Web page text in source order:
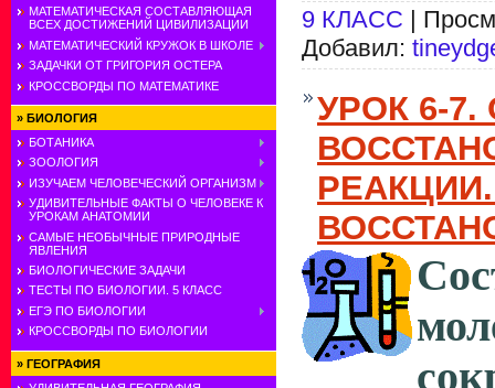
МАТЕМАТИЧЕСКАЯ СОСТАВЛЯЮЩАЯ
ВСЕХ ДОСТИЖЕНИЙ ЦИВИЛИЗАЦИИ
МАТЕМАТИЧЕСКИЙ КРУЖОК В ШКОЛЕ
ЗАДАЧКИ ОТ ГРИГОРИЯ ОСТЕРА
КРОССВОРДЫ ПО МАТЕМАТИКЕ
» БИОЛОГИЯ
БОТАНИКА
ЗООЛОГИЯ
ИЗУЧАЕМ ЧЕЛОВЕЧЕСКИЙ ОРГАНИЗМ
УДИВИТЕЛЬНЫЕ ФАКТЫ О ЧЕЛОВЕКЕ К
УРОКАМ АНАТОМИИ
САМЫЕ НЕОБЫЧНЫЕ ПРИРОДНЫЕ
ЯВЛЕНИЯ
БИОЛОГИЧЕСКИЕ ЗАДАЧИ
ТЕСТЫ ПО БИОЛОГИИ. 5 КЛАСС
ЕГЭ ПО БИОЛОГИИ
КРОССВОРДЫ ПО БИОЛОГИИ
» ГЕОГРАФИЯ
9 КЛАСС |
Добавил:
УРОК 6-